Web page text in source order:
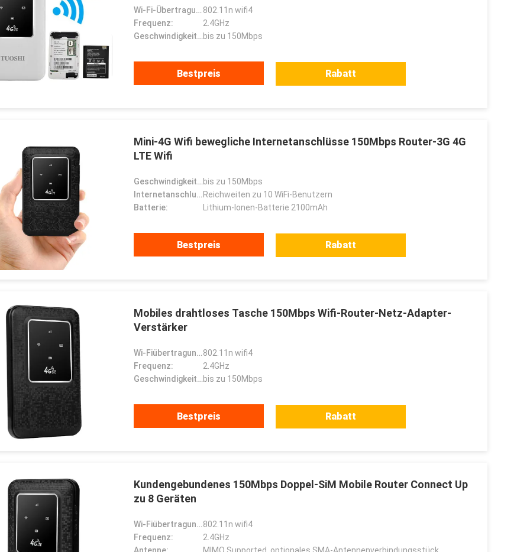
Wi-Fi-Übertragungsstandard: 802.11n wifi4
Frequenz:
2.4GHz
Geschwindigkeit der drahtlosen Übertragung:bis zu 150Mbps
Bestpreis Rabatt
Mini-4G Wifi bewegliche Internetanschlüsse 150Mbps Router-3G 4G
LTE Wifi
Geschwindigkeit der drahtlosen Übertragung:bis zu 150Mbps
Internetanschluss: Reichweiten zu 10 WiFi-Benutzern
Batterie:
Lithium-Ionen-Batterie 2100mAh
Bestpreis Rabatt
Mobiles drahtloses Tasche 150Mbps Wifi-Router-Netz-Adapter-
Verstärker
Wi-Fiübertragungsstandard:802.11n wifi4
Frequenz:
2.4GHz
Geschwindigkeit der drahtlosen Übertragung:bis zu 150Mbps
Bestpreis Rabatt
Kundengebundenes 150Mbps Doppel-SiM Mobile Router Connect Up
zu 8 Geräten
Wi-Fiübertragungsstandard:802.11n wifi4
Frequenz:
2.4GHz